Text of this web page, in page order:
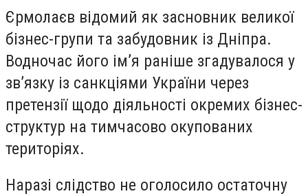
Єрмолаєв відомий як засновник великої
бізнес-групи та забудовник із Дніпра.
Водночас його ім’я раніше згадувалося у
зв’язку із санкціями України через
претензії щодо діяльності окремих бізнес-
структур на тимчасово окупованих
територіях.
Наразі слідство не оголосило остаточну